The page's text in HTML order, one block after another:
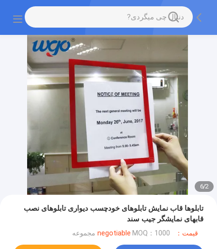
2
/
6
تابلوها قاب نمایش تابلوهای خودچسب دیواری تابلوهای نصب
قابهای نمایشگر جیب سند
قیمت：negotiable MOQ：1000 مجموعه